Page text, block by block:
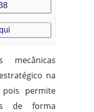
na
pois permite
de forma